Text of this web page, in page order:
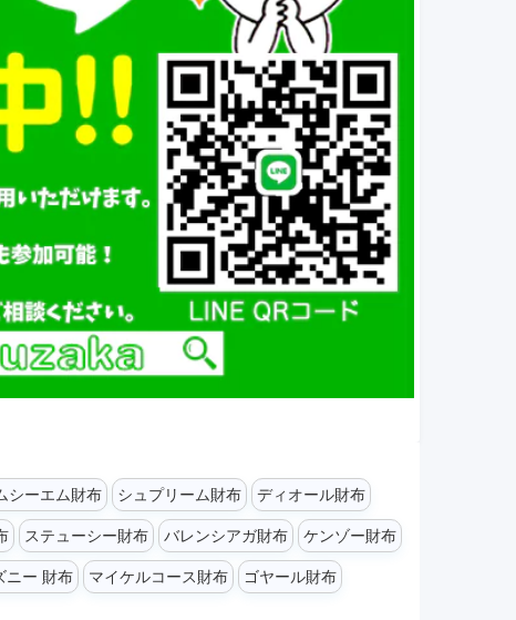
シーエム財布 シュプリーム財布
ディオール財布
ステューシー財布 バレンシアガ財布
ケンゾー財布
ニー 財布 マイケルコース財布
ゴヤール財布